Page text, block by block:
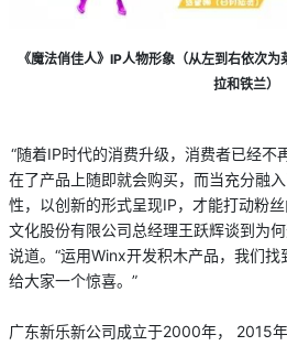
《魔法俏佳人》IP人物形象（从左到右依次
拉和铁兰）
“随着IP时代的消费升级，消费者已经不
在了产品上随即就会购买，而当充分融
性，以创新的形式呈现IP，才能打动粉
文化股份有限公司总经理王跃辉谈到为
说道。“运用Winx开发积木产品，我们
给大家一个惊喜。”
广东新乐新公司成立于2000年， 2015